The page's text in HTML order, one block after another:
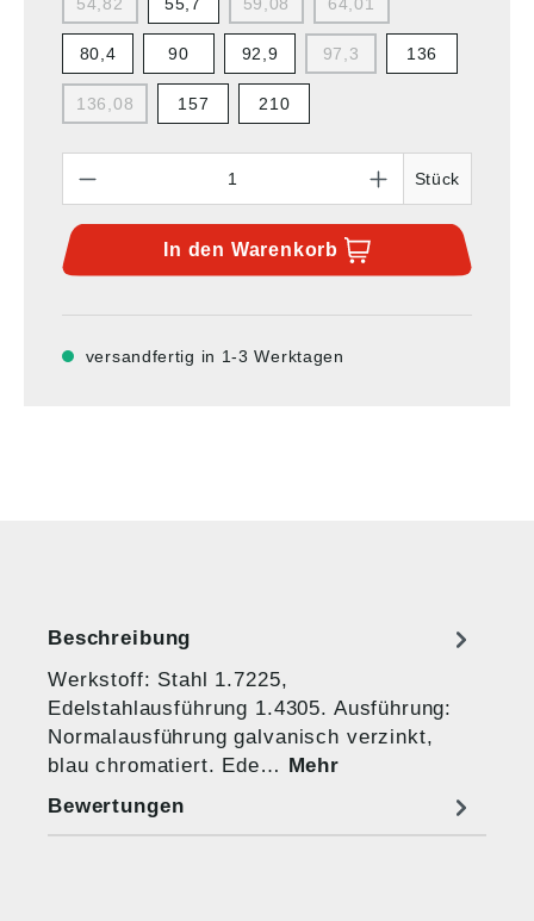
80,4 90 92,9 97,3 136
136,08 157 210
Stück
In den Warenkorb
versandfertig in 1-3 Werktagen
Beschreibung
Werkstoff: Stahl 1.7225,
Edelstahlausführung 1.4305. Ausführung:
Normalausführung galvanisch verzinkt,
blau chromatiert. Ede… Mehr
Bewertungen